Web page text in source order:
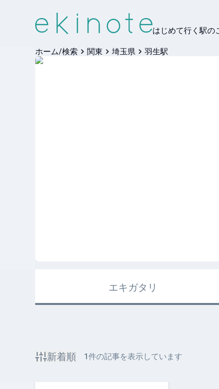
はじめて行く駅の
ホーム/検索 関東 埼玉県 羽生駅
エキガタリ
新着順 1件の記事を表示しています